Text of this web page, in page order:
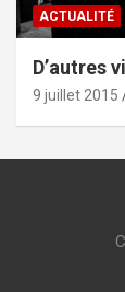
ACTUALITÉ
D’autres
9 juillet 2015